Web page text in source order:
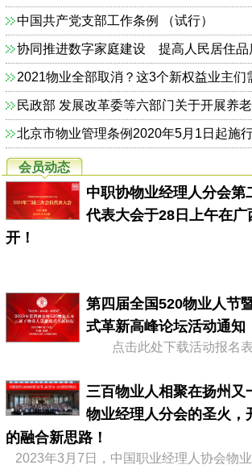
中国共产党支部工作条例 （试行）
2021物业全部取消？这3个新权益业主们
北京市物业管理条例2020年5月1日起施
会员动态
中职协物业经理人分会第
代表大会于28日上午在广
开！
第四届全国520物业人节
式革新高峰论坛活动通知
点击此处下载活动报名
三百物业人相聚在扬州又
物业经理人分会的圣火，
的融合新思路！
2023年3月7日，中国职业经理人协会物